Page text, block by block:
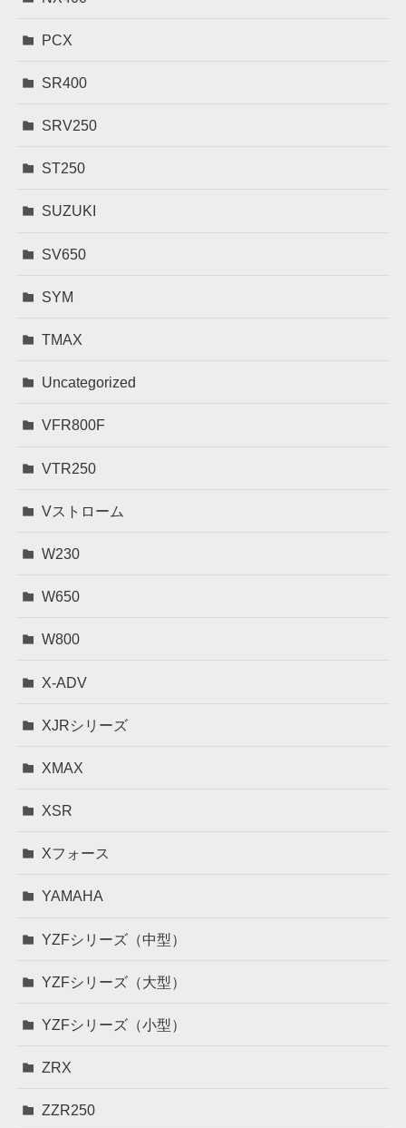
PCX
SR400
SRV250
ST250
SUZUKI
SV650
SYM
TMAX
Uncategorized
VFR800F
VTR250
Vストローム
W230
W650
W800
X-ADV
XJRシリーズ
XMAX
XSR
Xフォース
YAMAHA
YZFシリーズ（中型）
YZFシリーズ（大型）
YZFシリーズ（小型）
ZRX
ZZR250